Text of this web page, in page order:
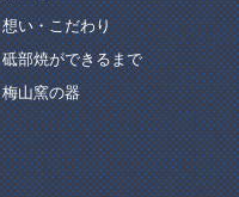
想い・こだわり
砥部焼ができるまで
梅山窯の器